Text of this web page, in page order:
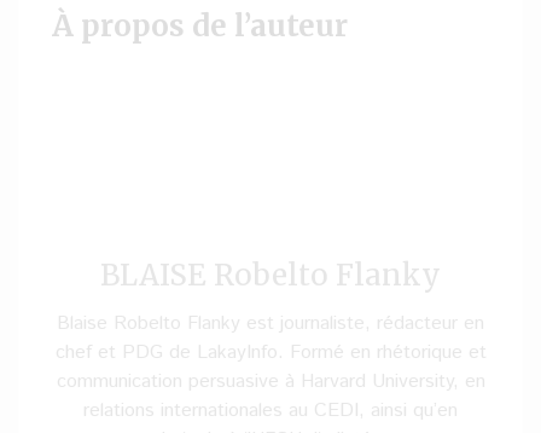
À propos de l’auteur
BLAISE Robelto Flanky
Blaise Robelto Flanky est journaliste, rédacteur en
chef et PDG de LakayInfo. Formé en rhétorique et
communication persuasive à Harvard University, en
relations internationales au CEDI, ainsi qu’en